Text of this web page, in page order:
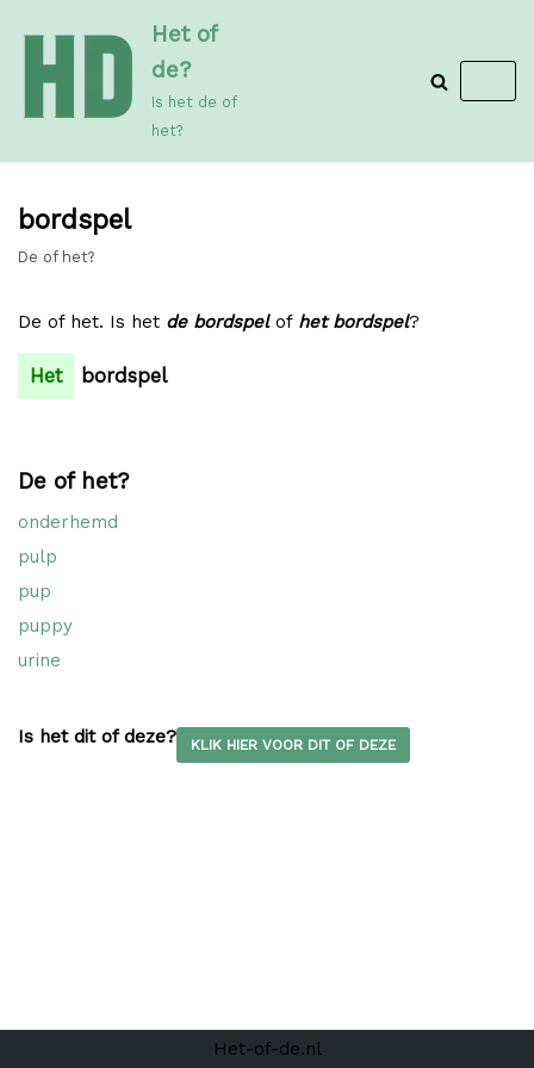
de
inhoud
Het of
de?
Is het de of
het?
bordspel
De of het?
De of het. Is het de bordspelof het bordspel?
Het bordspel
De of het?
onderhemd
pulp
pup
puppy
urine
Is het dit of deze? KLIK HIER VOOR DIT OF DEZE
Het-of-de.nl